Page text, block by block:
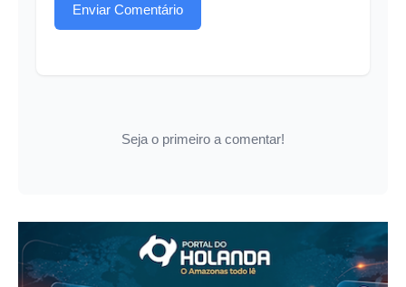
Enviar Comentário
Seja o primeiro a comentar!